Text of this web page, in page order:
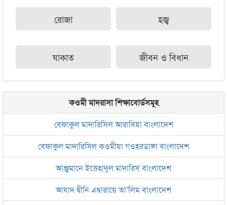
রোজা হজ্ব
যাকাত জীবন ও বিধান
কওমী মাদরাসা শিক্ষাবোর্ডসমূহ
বেফাকুল মাদারিসিল আরাবিয়া বাংলাদেশ
বেফাকুল মাদারিসিল কওমীয়া গওহরডাঙ্গা বাংলাদেশ
আঞ্জুমানে ইত্তেহাদুল মাদারিস বাংলাদেশ
আযাদ দ্বীনি এদ্বারায়ে তা’লিম বাংলাদেশ